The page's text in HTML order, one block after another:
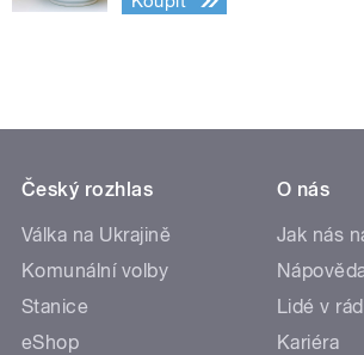
Český rozhlas
Válka na Ukrajině
Komunální volby
Stanice
eShop
O nás
Jak nás
Lidé v
Kariéra